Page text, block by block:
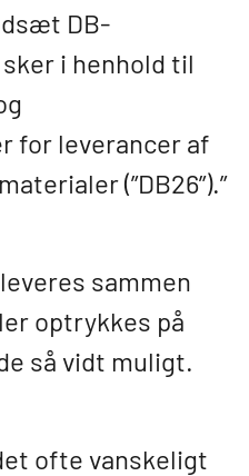
DB-
i henhold til
for leverancer af
(”DB26”).”
sammen
optrykkes på
så vidt muligt.
ofte vanskeligt